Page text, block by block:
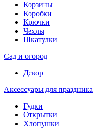
Корзины
Коробки
Крючки
Чехлы
Шкатулки
Сад и огород
Декор
Аксессуары для праздника
Гудки
Открытки
Хлопушки